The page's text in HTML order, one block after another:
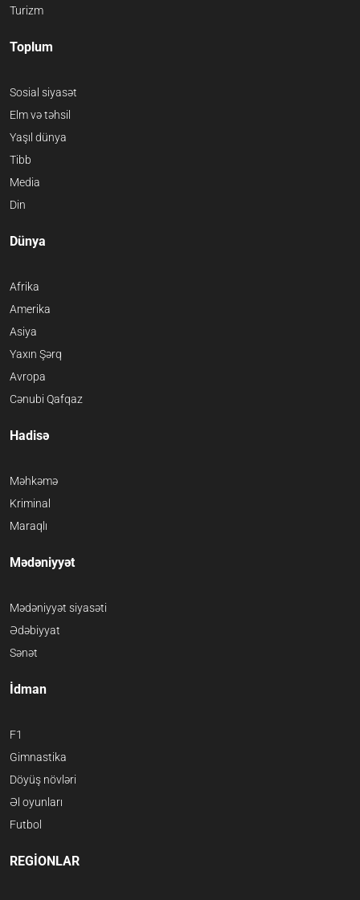
Turizm
Toplum
Sosial siyasət
Elm və təhsil
Yaşıl dünya
Tibb
Media
Din
Dünya
Afrika
Amerika
Asiya
Yaxın Şərq
Avropa
Cənubi Qafqaz
Hadisə
Məhkəmə
Kriminal
Maraqlı
Mədəniyyət
Mədəniyyət siyasəti
Ədəbiyyat
Sənət
İdman
F1
Gimnastika
Döyüş növləri
Əl oyunları
Futbol
REGİONLAR